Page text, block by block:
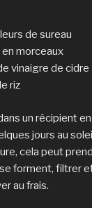
de sureau
morceaux
vinaigre de cidre
riz
un récipient
jours au
cela peut
forment, filtrer
au frais.